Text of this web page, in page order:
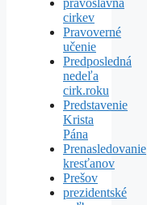
cirkev
Pravoverné
učenie
Predposledná
nedeľa
cirk.roku
Predstavenie
Krista
Pána
Prenasledovanie
kresťanov
Prešov
prezidentské